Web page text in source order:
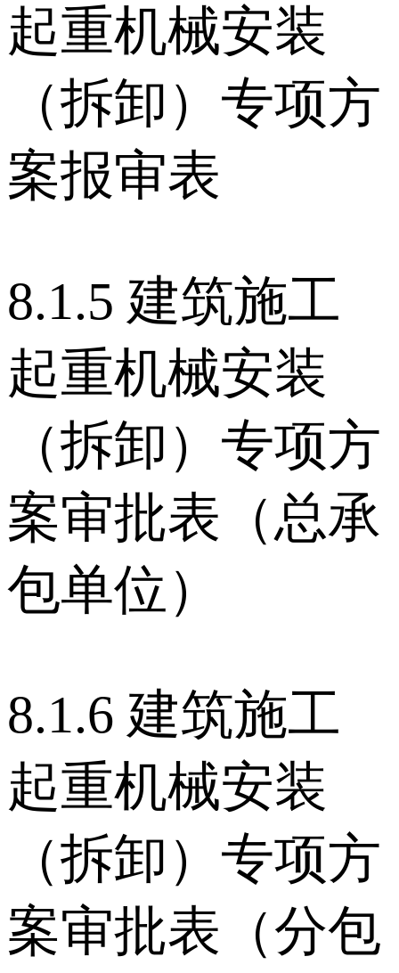
起重机械安装
（拆卸）专项方
案报审表
8.1.5 建筑施工
起重机械安装
（拆卸）专项方
案审批表（总承
包单位）
8.1.6 建筑施工
起重机械安装
（拆卸）专项方
案审批表（分包